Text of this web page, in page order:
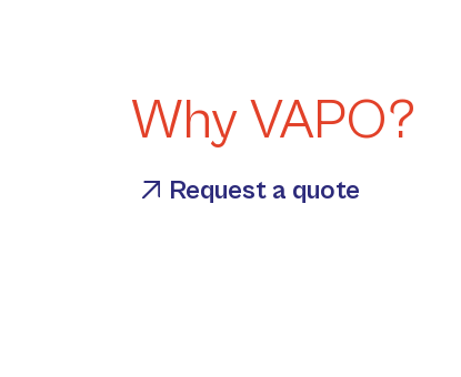
Why VAPO?
Request a quote